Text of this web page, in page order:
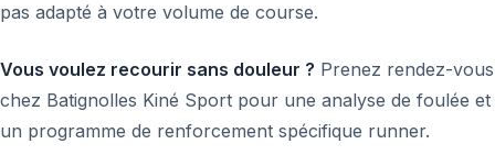
pas adapté à votre volume de course.
Vous voulez recourir sans douleur ? Prenez rendez-vous
chez Batignolles Kiné Sport pour une analyse de foulée et
un programme de renforcement spécifique runner.